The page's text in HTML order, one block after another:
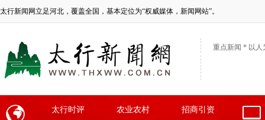
太行新闻网立足河北，覆盖全国，基本定位为“权威媒体，新闻网站”。
重点新闻 * 以人
太行时评 农业农村
招商引资